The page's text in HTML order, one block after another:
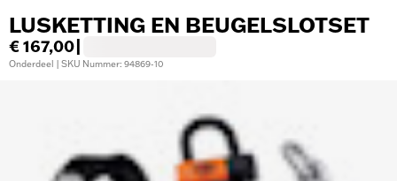
LUSKETTING EN BEUGELSLOTSET
€ 167,00
Onderdeel | SKU Nummer: 94869-10